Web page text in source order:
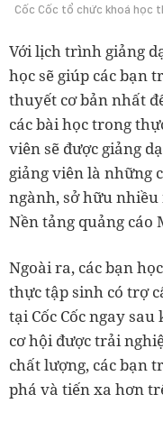
Cốc Cốc tổ chức khoá học
Với lịch trình giảng
học sẽ giúp các bạn
thuyết cơ bản nhất
các bài học trong
viên sẽ được giảng
giảng viên là những
ngành, sở hữu
Nền tảng quảng cáo
Ngoài ra, các bạn
thực tập sinh có trợ
tại Cốc Cốc ngay
cơ hội được trải
chất lượng, các bạn
phá và tiến xa hơn